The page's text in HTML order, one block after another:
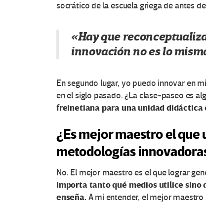
socrático de la escuela griega de antes
«Hay que
innovación no es lo
En segundo lugar, yo puedo innovar en
en el siglo pasado. ¿La clase-paseo es
freinetiana para una unidad didáctica
¿Es mejor maestro el
metodologías
No. El mejor maestro es el que lograr
importa tanto qué medios utilice sino
enseña. A mi entender, el mejor